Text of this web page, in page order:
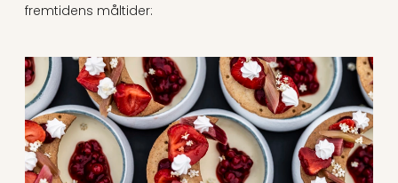
fremtidens måltider:
Læs mere om Økomaddag for professionelle